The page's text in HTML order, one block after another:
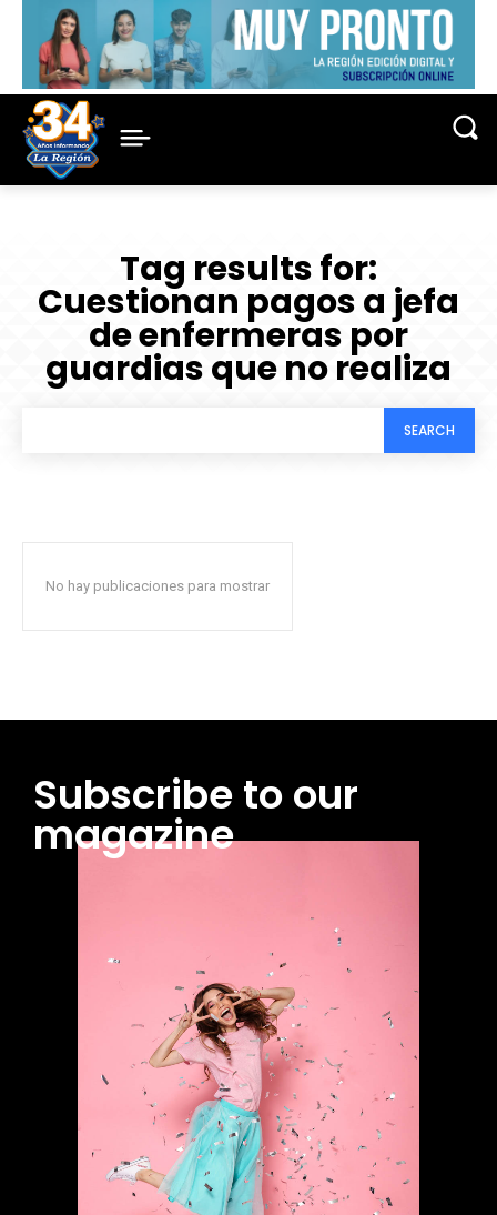
Tag results for:
Cuestionan pagos a jefa
de enfermeras por
guardias que no realiza
SEARCH
No hay publicaciones para mostrar
Subscribe to our
magazine